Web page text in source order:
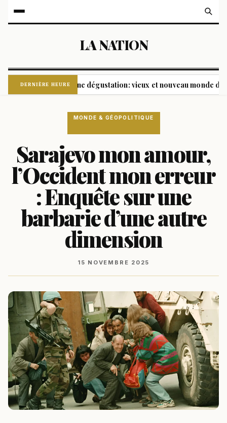
LA NATION
DERNIÈRE HEURE
160 styles et une dégustation: vieux et nouveau monde de la
MONDE & GÉOPOLITIQUE
Sarajevo mon amour,
l’Occident mon erreur
: Enquête sur une
barbarie d’une autre
dimension
15 NOVEMBRE 2025